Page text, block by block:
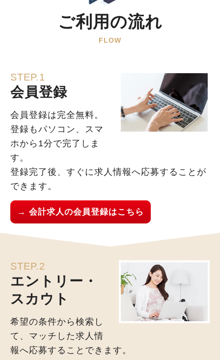
ご利用の流れ
FLOW
STEP.1
会員登録
会員登録は完全無料。
登録もパソコン、スマ
ホから1分で完了しま
す。
登録完了後、すぐに求人情報へ応募することが
できます。
→ 会計求人の会員登録はこちら
STEP.2
エントリー・
スカウト
希望の条件から検索し
て、マッチした求人情
報へ応募することできます。